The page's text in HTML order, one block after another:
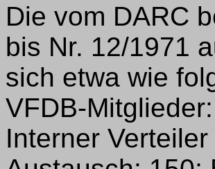
Die vom DARC
bis Nr. 12/1971
sich etwa wie
VFDB-
Interner